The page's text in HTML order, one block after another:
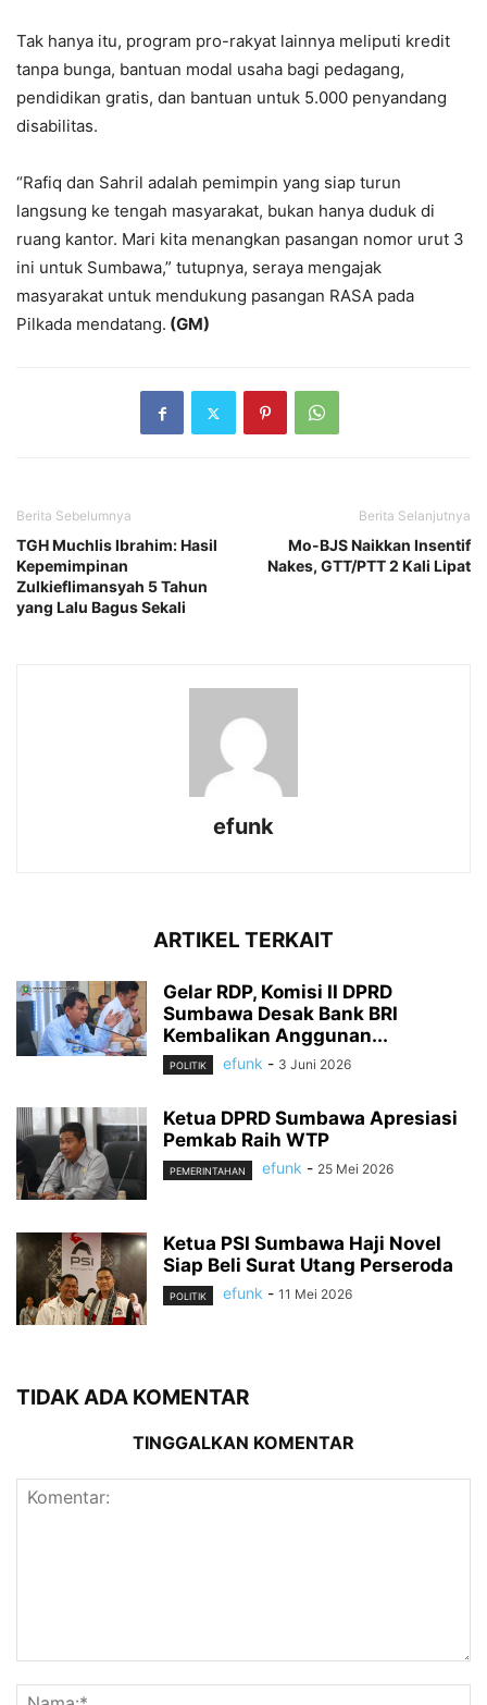
Tak hanya itu, program pro-rakyat lainnya meliputi kredit
tanpa bunga, bantuan modal usaha bagi pedagang,
pendidikan gratis, dan bantuan untuk 5.000 penyandang
disabilitas.
“Rafiq dan Sahril adalah pemimpin yang siap turun
langsung ke tengah masyarakat, bukan hanya duduk di
ruang kantor. Mari kita menangkan pasangan nomor urut 3
ini untuk Sumbawa,” tutupnya, seraya mengajak
masyarakat untuk mendukung pasangan RASA pada
Pilkada mendatang. (GM)
Berita Sebelumnya
TGH Muchlis Ibrahim: Hasil
Kepemimpinan
Zulkieflimansyah 5 Tahun
yang Lalu Bagus Sekali
Berita Selanjutnya
Mo-BJS Naikkan Insentif
Nakes, GTT/PTT 2 Kali Lipat
efunk
ARTIKEL TERKAIT
Gelar RDP, Komisi II DPRD
Sumbawa Desak Bank BRI
Kembalikan Anggunan...
POLITIK efunk - 3 Juni 2026
Ketua DPRD Sumbawa Apresiasi
Pemkab Raih WTP
PEMERINTAHAN efunk - 25 Mei 2026
Ketua PSI Sumbawa Haji Novel
Siap Beli Surat Utang Perseroda
POLITIK efunk - 11 Mei 2026
TIDAK ADA KOMENTAR
TINGGALKAN KOMENTAR